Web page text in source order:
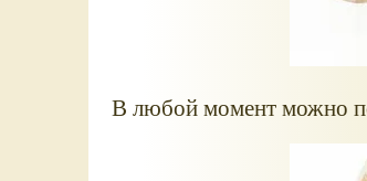
В любой момент можно